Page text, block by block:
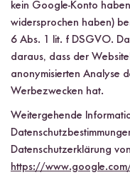
kein Google-Konto
widersprochen haben)
6 Abs. 1 lit. f DSGVO.
daraus, dass der
anonymisierten Analyse
Werbezwecken hat.
Weitergehende
Datenschutzerklärung
https://